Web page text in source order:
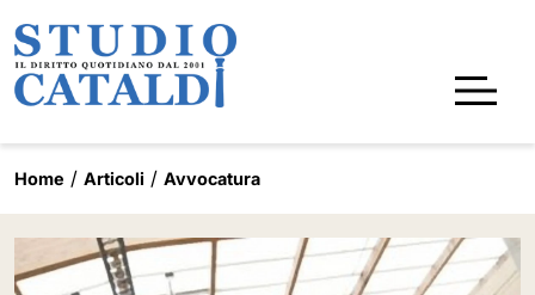
Home Articoli Avvocatura